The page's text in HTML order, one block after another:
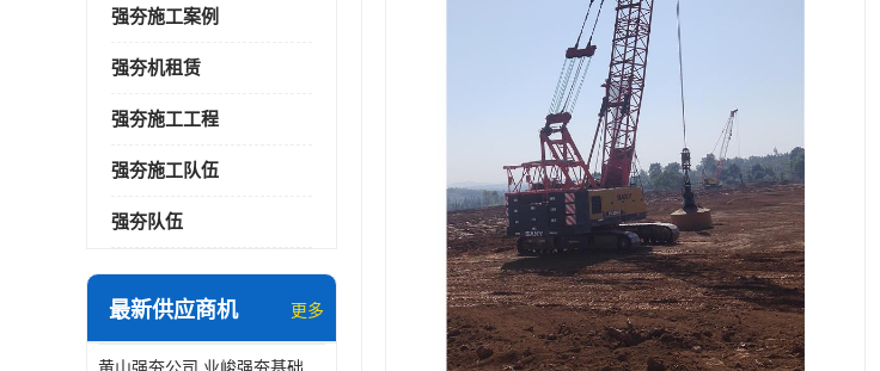
强夯施工案例
强夯机租赁
强夯施工工程
强夯施工队伍
强夯队伍
最新供应商机 更多